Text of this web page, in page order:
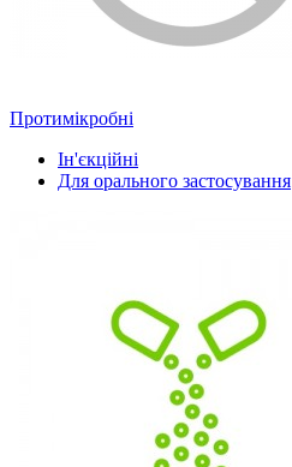
Протимікробні
Ін'єкційні
Для орального застосування